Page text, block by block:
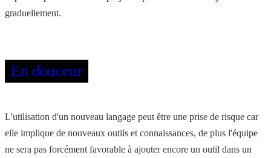
graduellement.
En douceur
L'utilisation d'un nouveau langage peut être une prise de risque car
elle implique de nouveaux outils et connaissances, de plus l'équipe
ne sera pas forcément favorable à ajouter encore un outil dans un